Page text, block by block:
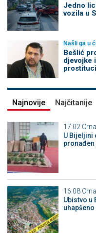
Јedno
vozila u
Našli ga u
Bešlić
djevojke
Najnovije Najčitanije
17:02
​U Bijeljini
pronađen
16:08
Ubistvo u
uhapšeno